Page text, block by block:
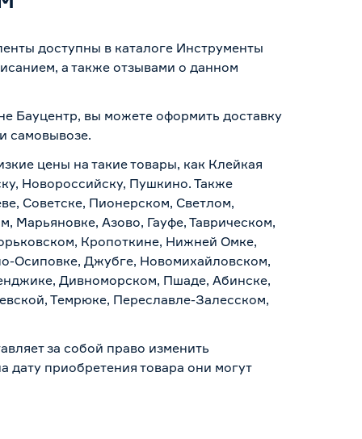
доступны в каталоге Инструменты
а также отзывами о данном
Бауцентр, вы можете оформить доставку
самовывозе.
цены на такие товары, как Клейкая
Новороссийску, Пушкино. Также
Советске, Пионерском, Светлом,
Марьяновке, Азово, Гауфе, Таврическом,
Кропоткине, Нижней Омке,
Осиповке, Джубге, Новомихайловском,
Дивноморском, Пшаде, Абинске,
Темрюке, Переславле-Залесском,
за собой право изменить
дату приобретения товара они могут